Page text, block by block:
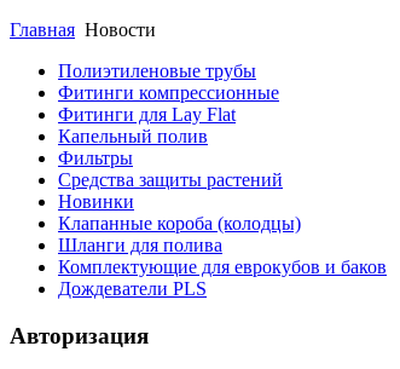
Главная Новости
Полиэтиленовые трубы
Фитинги компрессионные
Фитинги для Lay Flat
Капельный полив
Фильтры
Средства защиты растений
Новинки
Клапанные короба (колодцы)
Шланги для полива
Комплектующие для еврокубов и баков
Дождеватели PLS
Авторизация